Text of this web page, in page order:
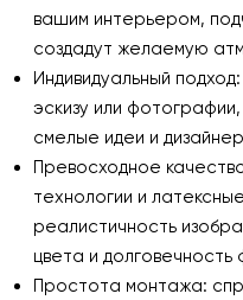
вашим интерьером,
создадут желаемую
Индивидуальный
эскизу или
смелые идеи и
Превосходное
технологии и
реалистичность
цвета и
Простота монтажа: